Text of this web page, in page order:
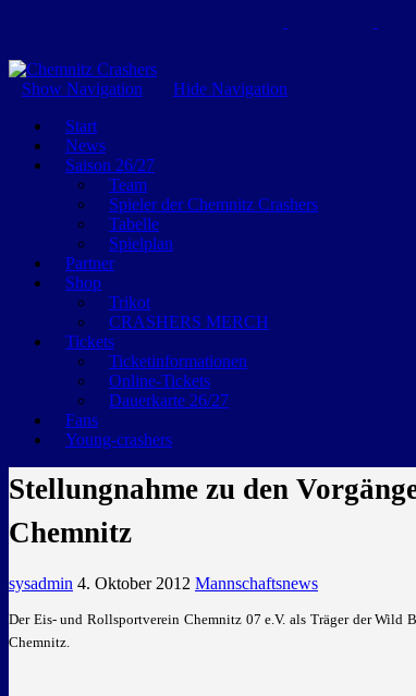
GEMEINSAM EINE LEIDENSCHAFT
Show Navigation
Hide Navigation
Start
News
Saison 26/27
Team
Spieler der Chemnitz Crashers
Tabelle
Spielplan
Partner
Shop
Trikot
CRASHERS MERCH
Tickets
Ticketinformationen
Online-Tickets
Dauerkarte 26/27
Fans
Young-crashers
Stellungnahme zu den
Chemnitz
sysadmin 4. Oktober 2012 Mannschaftsnews
Der Eis- und Rollsportverein Chemnitz 07 e.V. als Träger der Wild
Chemnitz.